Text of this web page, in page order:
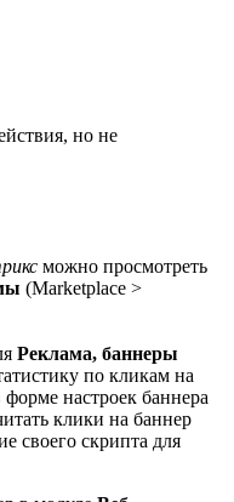
но не
можно просмотреть
(Marketplace >
Реклама, баннеры
по кликам на
форме настроек баннера
клики на баннер
своего скрипта для